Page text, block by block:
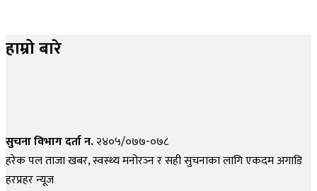
हाम्रो बारे
सुचना विभाग दर्ता न.२४०५/०७७-०७८
हरेक पल ताजा खबर, स्वस्थ्य मनोरञ्न र सही सुचनाका लागि एकदम अगाडि
हरप्रहर न्यूज